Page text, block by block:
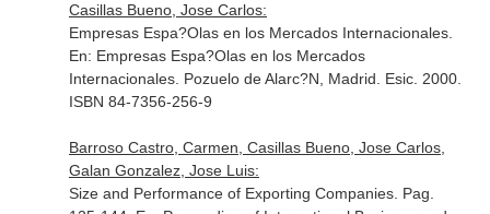
Casillas Bueno, Jose Carlos:
Empresas Espa?Olas en los Mercados Internacionales.
En: Empresas Espa?Olas en los Mercados
Internacionales. Pozuelo de Alarc?N, Madrid. Esic. 2000.
ISBN 84-7356-256-9
Barroso Castro, Carmen, Casillas Bueno, Jose Carlos,
Galan Gonzalez, Jose Luis:
Size and Performance of Exporting Companies. Pag.